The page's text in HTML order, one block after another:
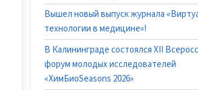
Вышел новый выпуск журнала
технологии в медицине»!
В Калининграде состоялся XII
форум молодых исследователей
«ХимБиоSeasons 2026»